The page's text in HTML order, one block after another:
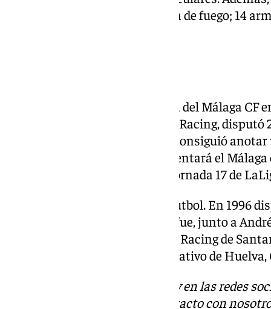
vehículo; 26.800 euros; un arma de fuego; 14
Jonathan Valle vistió la elástica del Málaga CF
Segunda División. Cedido por el Racing,
Rey. En su paso por Martiricos consiguió
Castellón, equipo al que se enfrentará el
partir de las 14:00 horas en la jornada 17 de
Valle apuntaba a promesa del fútbol. En 1996
el torneo de Brunetes en el que fue, junto a
torneo. Además de clubes como Racing de
Valle pasó por las filas del Recreativo de
Descubre más noticias de 101Tv en las redes
. Puedes ponerte en contacto con